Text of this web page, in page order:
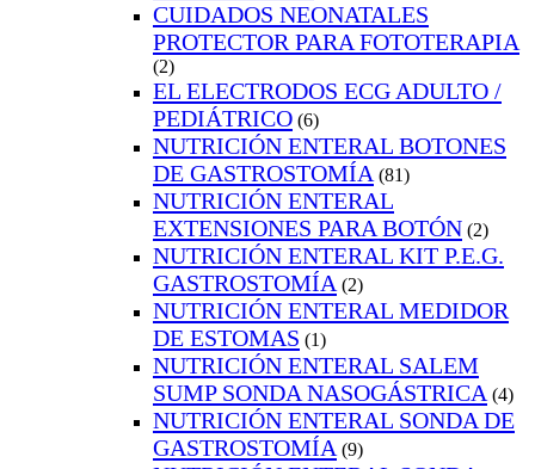
CUIDADOS NEONATALES
PROTECTOR PARA FOTOTERAPIA
(2)
EL ELECTRODOS ECG ADULTO /
PEDIÁTRICO (6)
NUTRICIÓN ENTERAL BOTONES
DE GASTROSTOMÍA (81)
NUTRICIÓN ENTERAL
EXTENSIONES PARA BOTÓN (2)
NUTRICIÓN ENTERAL KIT P.E.G.
GASTROSTOMÍA (2)
NUTRICIÓN ENTERAL MEDIDOR
DE ESTOMAS (1)
NUTRICIÓN ENTERAL SALEM
SUMP SONDA NASOGÁSTRICA (4)
NUTRICIÓN ENTERAL SONDA DE
GASTROSTOMÍA (9)